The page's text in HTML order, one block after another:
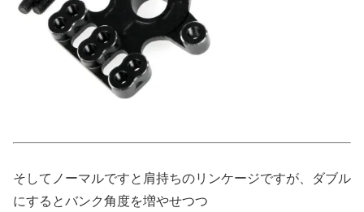
そしてノーマルですと肩持ちのリンケージですが、ダブル
にするとバンク角度を増やせつつ